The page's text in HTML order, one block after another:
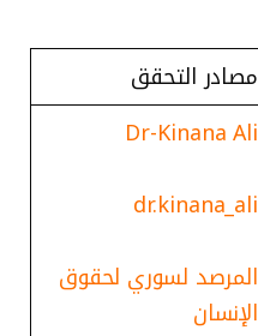
مصادر التحقق
dr.kinana_ali
المرصد لسوري لحقوق
الإنسان